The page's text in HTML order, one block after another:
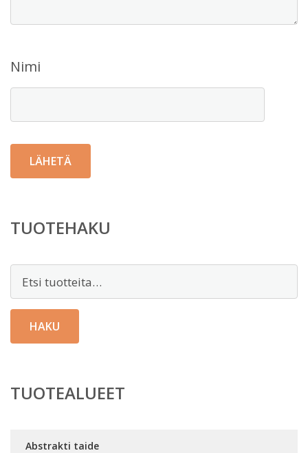
Nimi
TUOTEHAKU
HAKU
TUOTEALUEET
Abstrakti taide